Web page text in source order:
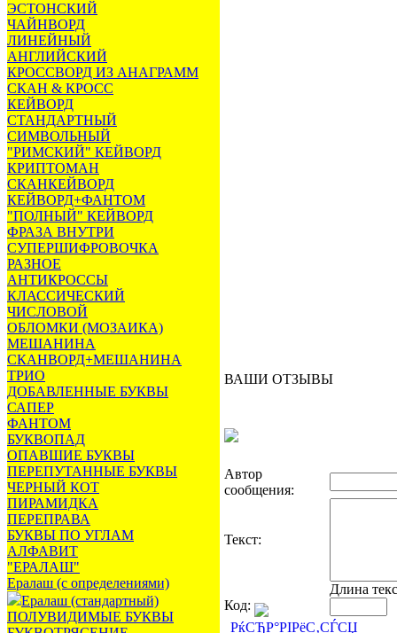
ЭСТОНСКИЙ
ЧАЙНВОРД
ЛИНЕЙНЫЙ
АНГЛИЙСКИЙ
КРОССВОРД ИЗ АНАГРАММ
СКАН & КРОСС
КЕЙВОРД
СТАНДАРТНЫЙ
СИМВОЛЬНЫЙ
"РИМСКИЙ" КЕЙВОРД
КРИПТОМАН
СКАНКЕЙВОРД
КЕЙВОРД+ФАНТОМ
"ПОЛНЫЙ" КЕЙВОРД
ФРАЗА ВНУТРИ
СУПЕРШИФРОВОЧКА
РАЗНОЕ
АНТИКРОССЫ
КЛАССИЧЕСКИЙ
ЧИСЛОВОЙ
ОБЛОМКИ (МОЗАИКА)
МЕШАНИНА
СКАНВОРД+МЕШАНИНА
ТРИО
ДОБАВЛЕННЫЕ БУКВЫ
САПЕР
ФАНТОМ
БУКВОПАД
ОПАВШИЕ БУКВЫ
ПЕРЕПУТАННЫЕ БУКВЫ
ЧЕРНЫЙ КОТ
ПИРАМИДКА
ПЕРЕПРАВА
БУКВЫ ПО УГЛАМ
АЛФАВИТ
"ЕРАЛАШ"
Ералаш (с определениями)
Ералаш (стандартный)
ПОЛУВИДИМЫЕ БУКВЫ
ВАШИ ОТЗЫВЫ
Автор
сообщения:
Текст:
Длина
Код:
РќСЂР°РІРёС‚СЃСЏ